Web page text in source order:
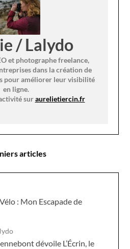
/ Lalydo
et photographe freelance,
dans la création de
pour améliorer leur visibilité
en ligne.
suraurelietiercin.fr
articles
: Mon Escapade de
dévoile L’Écrin, le